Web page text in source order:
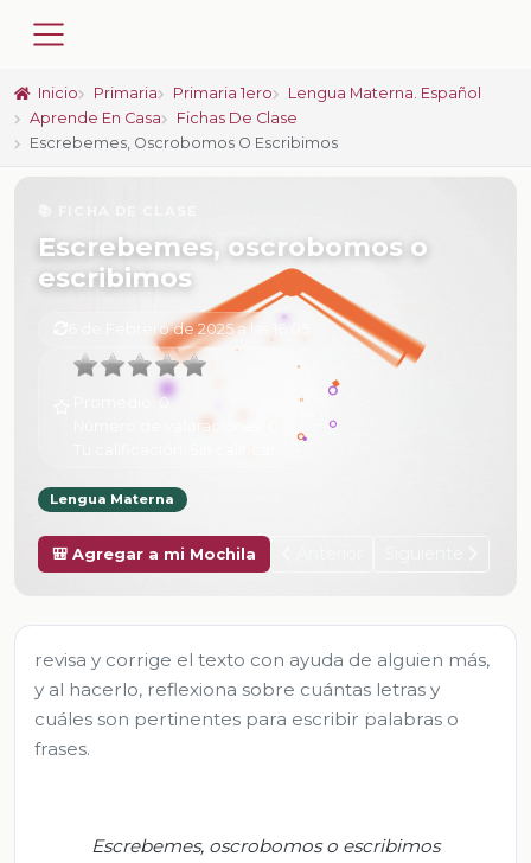
Inicio Primaria Primaria 1ero
Lengua Materna. Español
Aprende En Casa
Fichas De Clase
Escrebemes, Oscrobomos O Escribimos
Escrebemes, oscrobomos o
escribimos
6 de Febrero de 2025 a las 16:05
0
Número de valoraciones:
Lengua Materna
🎒 Agregar a mi Mochila
revisa y corrige el texto con ayuda de alguien más,
y al hacerlo, reflexiona sobre cuántas letras y
cuáles son pertinentes para escribir palabras o
frases.
Escrebemes, oscrobomoso escribimos